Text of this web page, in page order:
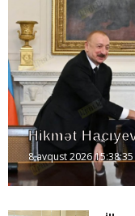
Hikmət
8 avqust 2026 15:38:35